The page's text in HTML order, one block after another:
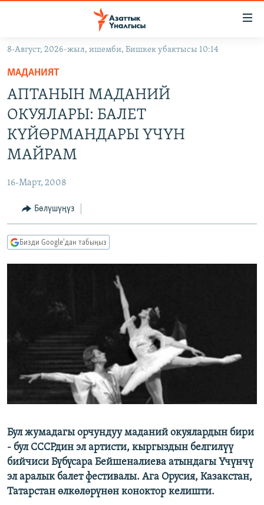
Навигацияга
өтүңүз
Издөөгө
салыңыз
САЯСАТ
ЭКОНОМИКА
ДҮЙНӨ
БОРБОР АЗИЯ
УКРАИНА
АТАЙЫН ИЛИКТӨӨ
БҮГҮН АЗАТТЫКТА
ЭКСПЕРТТЕР ТАЛДАЙТ
БИЗ ЖАНА ДҮЙНӨ
ЫҢГАЙСЫЗ СУРООЛОР
ПОДКАСТ
ӨЗГӨЧӨ ПИКИР
Русский
ЭЕ/АРнун бардык сайттары
8-Август, 2026-жыл, ишемби, Бишкек убактысы 10:14
МАДАНИЯТ
АПТАНЫН МАДАНИЙ
ОКУЯЛАРЫ: БАЛЕТ
КҮЙӨРМАНДАРЫ ҮЧҮН
МАЙРАМ
16-Март, 2008
Бөлүшүңүз
Бизди Google'дан табыңыз
Бул жумадагы орчундуу маданий окуялардын бири
- бул СССРдин эл артисти, кыргыздын белгилүү
бийчиси Бүбүсара Бейшеналиева атындагы Үчүнчү
эл аралык балет фестивалы. Ага Орусия, Казакстан,
Татарстан өлкөлөрүнөн коноктор келишти.